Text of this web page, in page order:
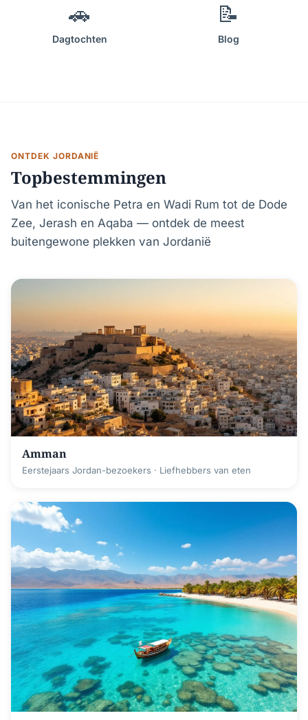
🚗
Dagtochten
📝
Blog
ONTDEK JORDANIË
Topbestemmingen
Van het iconische Petra en Wadi Rum tot de Dode
Zee, Jerash en Aqaba — ontdek de meest
buitengewone plekken van Jordanië
Amman
Eerstejaars Jordan-bezoekers · Liefhebbers van eten